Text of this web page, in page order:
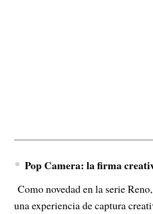
Pop Camera: la firma
Como novedad en la serie
una experiencia de captura